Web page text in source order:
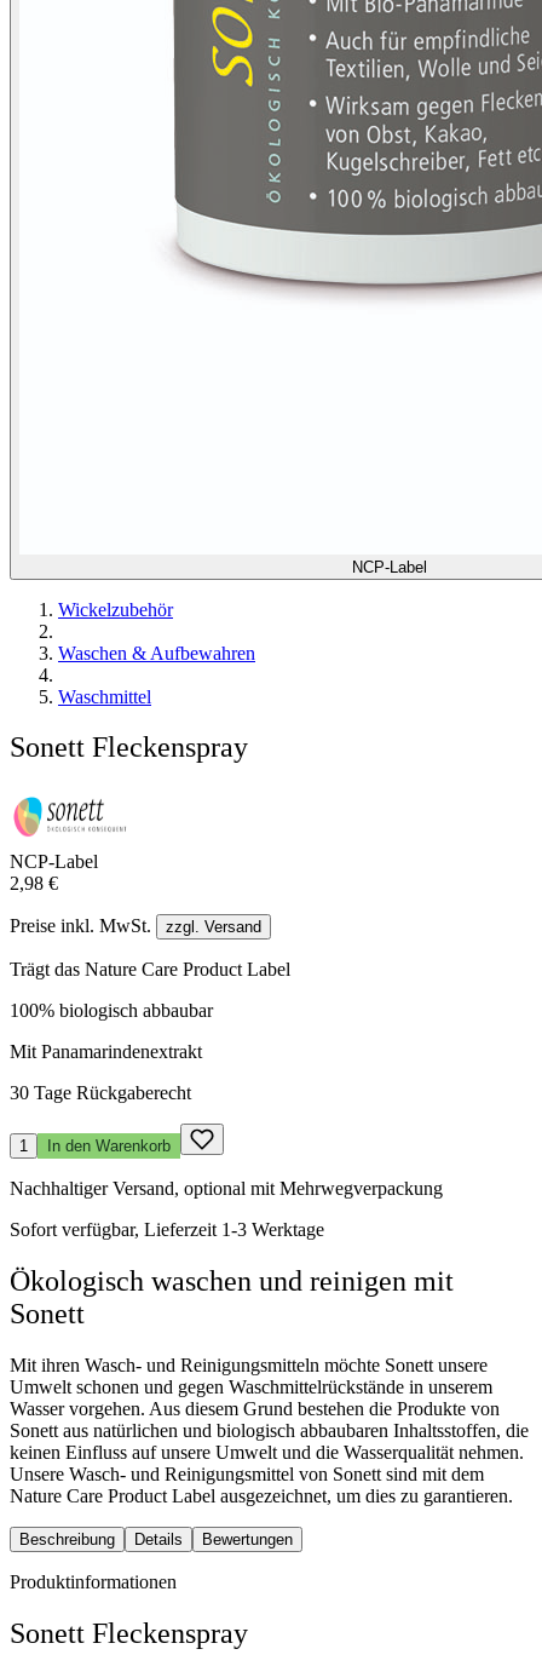
NCP-Label
Wickelzubehör
Waschen & Aufbewahren
Waschmittel
Sonett Fleckenspray
NCP-Label
2,98 €
Preise inkl. MwSt. zzgl. Versand
Trägt das Nature Care Product Label
100% biologisch abbaubar
Mit Panamarindenextrakt
30 Tage Rückgaberecht
1 In den Warenkorb
Nachhaltiger Versand, optional mit Mehrwegverpackung
Sofort verfügbar, Lieferzeit 1-3 Werktage
Ökologisch waschen und reinigen mit
Sonett
Mit ihren Wasch- und Reinigungsmitteln möchte Sonett unsere
Umwelt schonen und gegen Waschmittelrückstände in unserem
Wasser vorgehen. Aus diesem Grund bestehen die Produkte von
Sonett aus natürlichen und biologisch abbaubaren Inhaltsstoffen, die
keinen Einfluss auf unsere Umwelt und die Wasserqualität nehmen.
Unsere Wasch- und Reinigungsmittel von Sonett sind mit dem
Nature Care Product Label ausgezeichnet, um dies zu garantieren.
Beschreibung Details Bewertungen
Produktinformationen
Sonett Fleckenspray